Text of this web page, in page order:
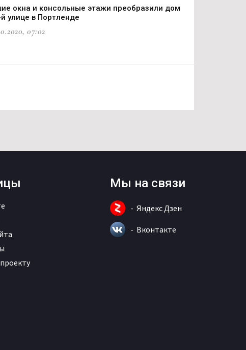
окна и консольные этажи преобразили дом
улице в Портленде
07:02
Мы на связи
Яндекс Дзен
Вконтакте